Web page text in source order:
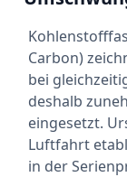
Carbon)
bei
deshalb
eingesetzt.
Luftfahrt
in der